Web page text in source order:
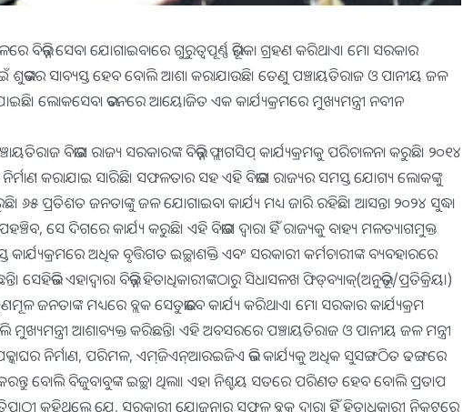
ବିଭିନ୍ନ ସେବା ଯୋଗାଇବାରେ ଗୁରୁତ୍ୱପୂର୍ଣ୍ଣ ଭୂମିକା ଗ୍ରହଣ କରିଥାଏ। ମୋ ସରକାର
ଶୁଭଙ୍କର ସାବ୍ୟସ୍ତ ହେବ ବୋଲି ଆଶା କରାଯାଉଛି। ତେଣୁ ପଞ୍ଚାୟତିରାଜ ଓ ପାନୀୟ ଜଳ
ଲୋକସେବା ଭବନରେ ଆୟୋଜିତ ଏକ କାର୍ଯ୍ୟକ୍ରମରେ ମୁଖ୍ୟମନ୍ତ୍ରୀ ନବୀନ
ବିଭାଗ ରାଜ୍ୟ ସରକାରଙ୍କ ବିଭିନ୍ନ ଫ୍ଲାଗସିପ୍‌ କାର୍ଯ୍ୟକ୍ରମକୁ ପରିଚାଳନା କରୁଛି। ୨୦୧୪
କରାଯାଇ ସାରିଛି। ସଫଳତାର ସହ ଏହି ବିଭାଗ ରାଜ୍ୟର ସମସ୍ତ ଯୋଗ୍ୟ ଲୋକଙ୍କୁ
୬୫ ପ୍ରତିଶତ ଜନତାଙ୍କୁ ଜଳ ଯୋଗାଇବା କାର୍ଯ୍ୟ ମଧ୍ୟ ଜାରି ରହିଛି। ଆସନ୍ତା ୨୦୨୪ ସୁଦ୍ଧା
ସେ ଦିଗରେ କାର୍ଯ୍ୟ କରୁଛି। ଏହି ବିଭାଗ ଦ୍ୱାରା ହିଁ ରାଜ୍ୟକୁ ବାହ୍ୟ ମଳତ୍ୟାଗମୁକ୍ତ
ଅଧିକ ବୃତ୍ତିଗତ ଇଚ୍ଛାଶକ୍ତି ଏବଂ ସରକାରୀ କର୍ମଚାରୀଙ୍କ ବ୍ୟବହାରରେ
ସେହିଭଳି ଏହାଦ୍ୱାରା ବିଭିନ୍ନ ହିତାଧିକାରୀଙ୍କଠାରୁ ସିଧାସଳଖ ଫିଡ୍‌ବ୍ୟାକ୍‌(ଅନୁଭୂତି/ପ୍ରତିକ୍ରିୟା)
ଜନତାଙ୍କ ମଧ୍ୟରେ ବ୍ଲକ ସେତୁଭାବେ କାର୍ଯ୍ୟ କରିଥାଏ। ମୋ ସରକାର କାର୍ଯ୍ୟକ୍ରମ
ଆଶାବ୍ୟକ୍ତ କରିଛନ୍ତି। ଏହି ଅବସରରେ ପଞ୍ଚାୟତିରାଜ ଓ ପାନୀୟ ଜଳ ମନ୍ତ୍ରୀ
ନିର୍ମାଣ, ପରିମଳ, ଏମ୍‌ଜିଏନ୍‌ଆରଇଜିଏ ଭଳି କାର୍ଯ୍ୟକୁ ଅଧିକ ସୁସଙ୍ଗଠିତ ଢଙ୍ଗରେ
ବୋଲି ବିଜୁବାବୁଙ୍କ ଇଚ୍ଛା ଥିଲା। ଏହା ନିଶ୍ଚୟ ସତରେ ପରିଣତ ହେବ ବୋଲି ପ୍ରତାପ
କହିଥିଲେ ଯେ, ସରକାରୀ ଯୋଜନାର ସୁଫଳ ବ୍ଲକ ଦ୍ୱାରା ହିଁ ହିତାଧିକାରୀ ନିକଟରେ